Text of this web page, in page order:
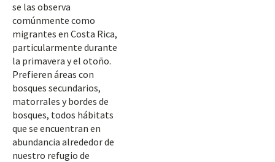
se las observa
comúnmente como
migrantes en Costa Rica,
particularmente durante
la primavera y el otoño.
Prefieren áreas con
bosques secundarios,
matorrales y bordes de
bosques, todos hábitats
que se encuentran en
abundancia alrededor de
nuestro refugio de